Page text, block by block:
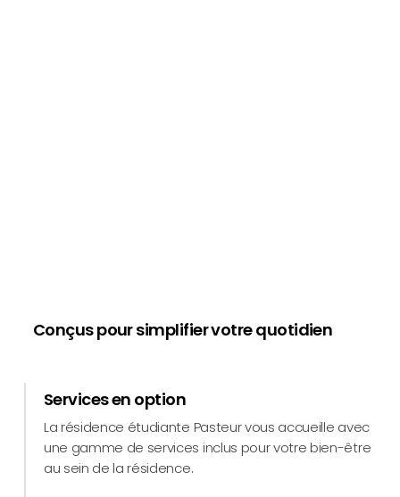
Conçus pour simplifier votre quotidien
Services en option
La résidence étudiante Pasteur vous accueille avec
une gamme de services inclus pour votre bien-être
au sein de la résidence.